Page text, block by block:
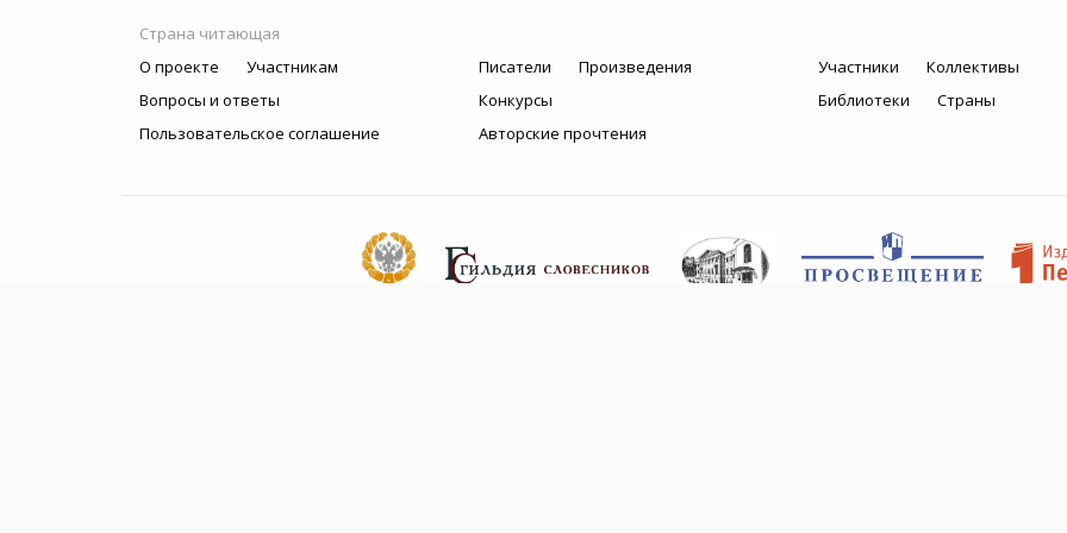
Страна читающая
О проекте
Участникам
Вопросы и ответы
Пользовательское соглашение
Писатели
Произведения
Конкурсы
Авторские прочтения
Участники
Коллективы
Библиотеки
Страны